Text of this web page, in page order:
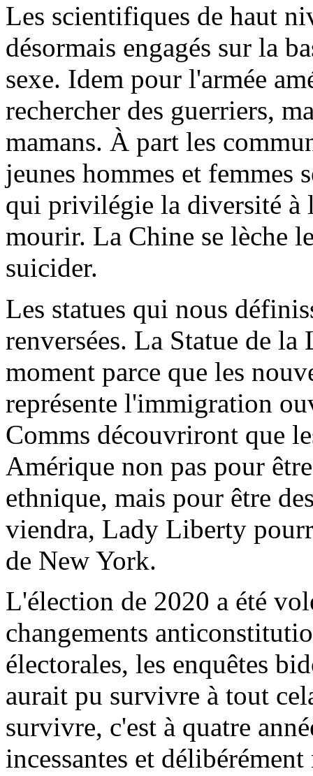
Les scientifiques de haut
désormais engagés sur la
sexe. Idem pour l'armée
rechercher des guerriers,
mamans. À part les
jeunes hommes et femmes
qui privilégie la diversité à
mourir. La Chine se lèche
suicider.
Les statues qui nous
renversées. La Statue de
moment parce que les
représente l'immigration
Comms découvriront que
Amérique non pas pour
ethnique, mais pour être
viendra, Lady Liberty
de New York.
L'élection de 2020 a été
changements
électorales, les enquêtes
aurait pu survivre à tout
survivre, c'est à quatre
incessantes et